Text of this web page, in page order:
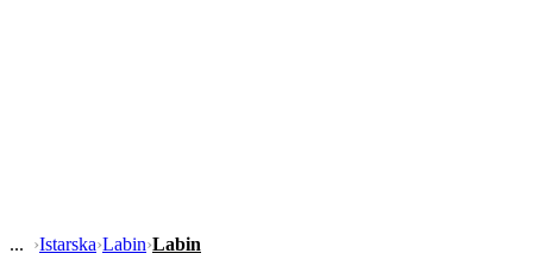
›Istarska›Labin›Labin